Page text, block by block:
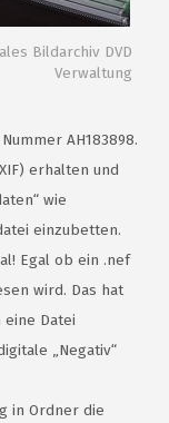
Bildarchiv DVD
Verwaltung
AH183898.
erhalten und
wie
einzubetten.
Egal ob ein .nef
wird. Das hat
Datei
„Negativ“
in Ordner die